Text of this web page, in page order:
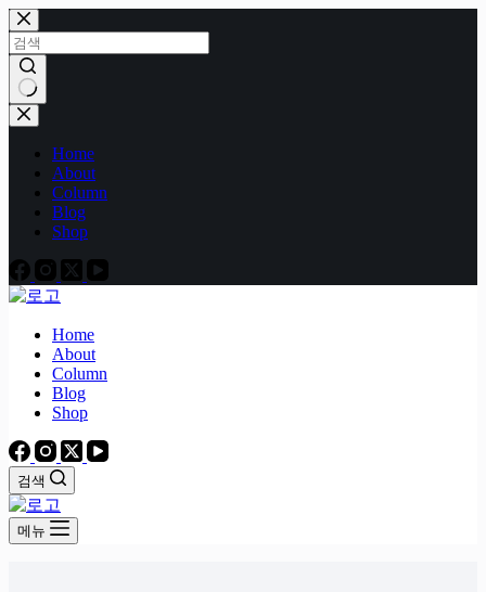
본
문
으
로
건
너
결
Home
About
Column
Blog
Shop
Home
About
Column
Blog
Shop
검색
메뉴